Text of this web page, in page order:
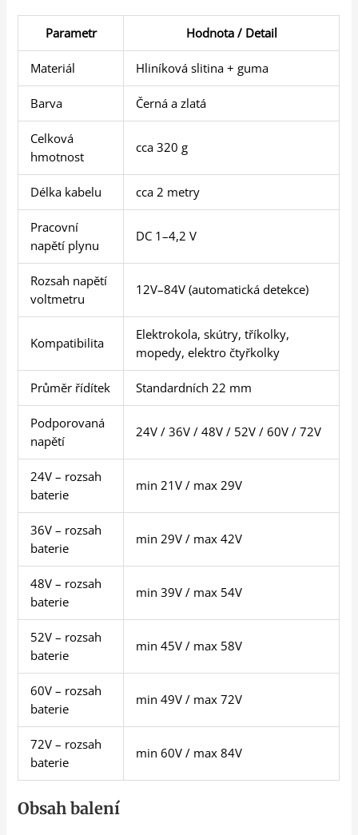
Parametr Hodnota / Detail
Materiál Hliníková slitina + guma
Barva Černá a zlatá
Celková
hmotnost
cca 320 g
Délka kabelu cca 2 metry
Pracovní
napětí plynu
DC 1–4,2 V
Rozsah napětí
voltmetru
12V–84V (automatická detekce)
Kompatibilita
Elektrokola, skútry, tříkolky,
mopedy, elektro čtyřkolky
Průměr řídítek Standardních 22 mm
Podporovaná
napětí
24V / 36V / 48V / 52V / 60V / 72V
24V – rozsah
baterie
min 21V / max 29V
36V – rozsah
baterie
min 29V / max 42V
48V – rozsah
baterie
min 39V / max 54V
52V – rozsah
baterie
min 45V / max 58V
60V – rozsah
baterie
min 49V / max 72V
72V – rozsah
baterie
min 60V / max 84V
Obsah balení